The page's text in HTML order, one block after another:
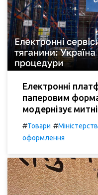
Електронні
паперовим
модернізує
#Товари #
оформлення